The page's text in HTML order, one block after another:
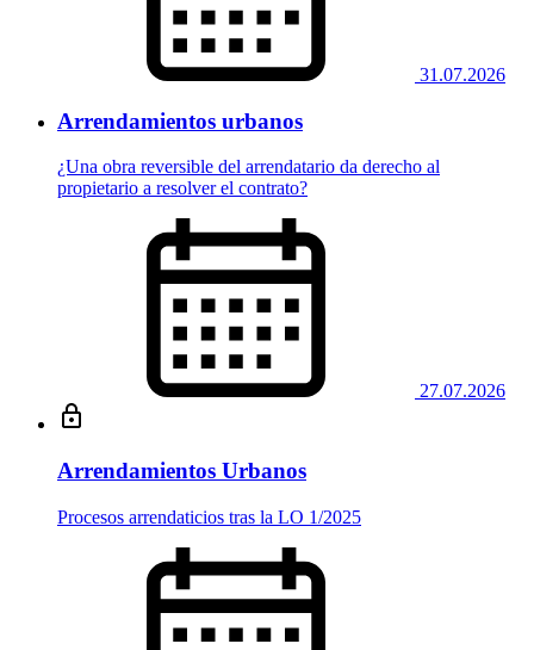
31.07.2026
Arrendamientos urbanos
¿Una obra reversible del arrendatario da derecho al
propietario a resolver el contrato?
27.07.2026
Arrendamientos Urbanos
Procesos arrendaticios tras la LO 1/2025